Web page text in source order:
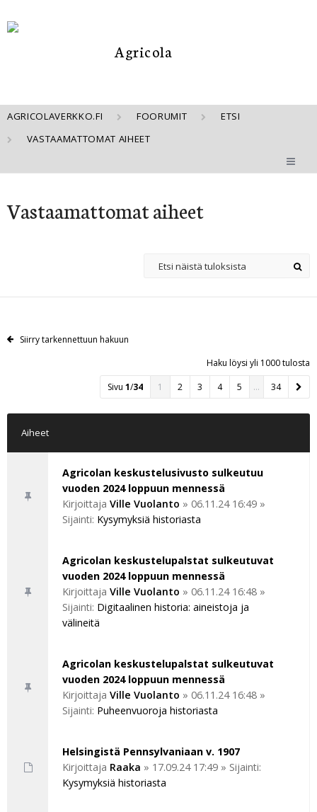
AGRICOLAVERKKO.FI FOORUMIT
ETSI
VASTAAMATTOMAT AIHEET
Vastaamattomat aiheet
Siirry tarkennettuun hakuun
Haku löysi yli 1000 tulosta
Sivu 1/34 1 2 3 4 5 … 34
Aiheet
Agricolan keskustelusivusto sulkeutuu
vuoden 2024 loppuun mennessä
Kirjoittaja Ville Vuolanto » 06.11.24 16:49 »
Sijainti: Kysymyksiä historiasta
Agricolan keskustelupalstat sulkeutuvat
vuoden 2024 loppuun mennessä
Kirjoittaja Ville Vuolanto » 06.11.24 16:48 »
Sijainti: Digitaalinen historia: aineistoja ja
välineitä
Agricolan keskustelupalstat sulkeutuvat
vuoden 2024 loppuun mennessä
Kirjoittaja Ville Vuolanto » 06.11.24 16:48 »
Sijainti: Puheenvuoroja historiasta
Helsingistä Pennsylvaniaan v. 1907
Kirjoittaja Raaka » 17.09.24 17:49 » Sijainti:
Kysymyksiä historiasta